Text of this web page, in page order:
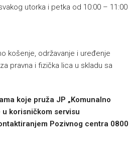
utorka i petka od 10:00 – 11:00
košenje, održavanje i uređenje
pravna i fizička lica u skladu sa
koje pruža JP „Komunalno
u korisničkom servisu
Pozivnog centra 0800